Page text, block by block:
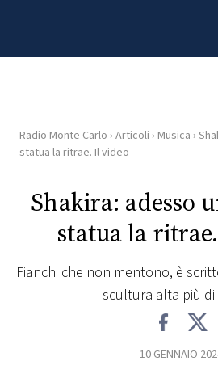
HOME
RADIO
Radio Monte Carlo › Articoli › Musica ›
statua la ritrae. Il video
Shakira: adesso
statua la
Fianchi che non mentono, è
scultura alta più di
10 GENNAIO